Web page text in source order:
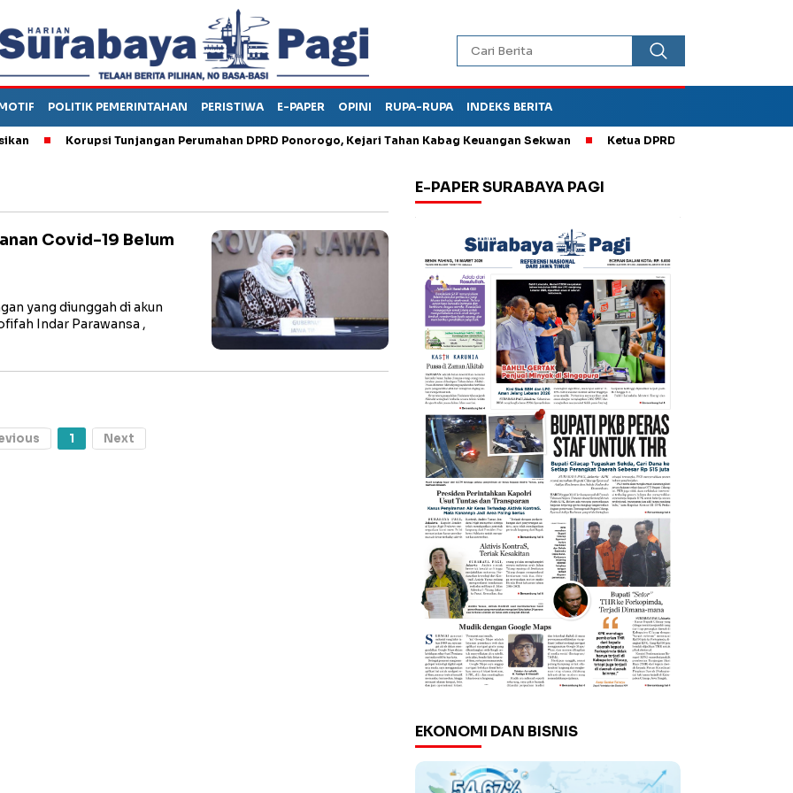
POLITIK PEMERINTAHAN PERISTIWA E-PAPER OPINI RUPA-RUPA INDEKS BERITA
Korupsi Tunjangan Perumahan DPRD Ponorogo, Kejari Tahan Kabag Keuangan Sekwan Ketua DPRD Kota Madiun Sebut
Covid-19 Belum
yang diunggah di akun
Indar Parawansa ,
1 Next
E-PAPER SURABAYA PAGI
EKONOMI DAN BISNIS